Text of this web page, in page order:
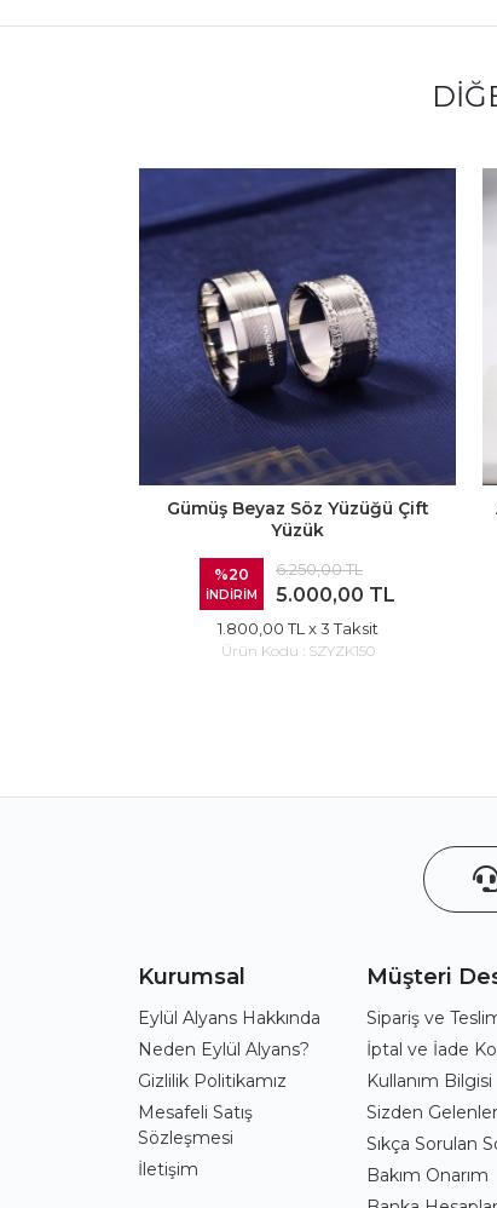
Gümüş Beyaz Söz Yüzüğü Çift
Yüzük
%20
İNDİRİM
6.250,00 TL
5.000,00 TL
1.800,00 TL x 3 Taksit
Ürün Kodu : SZYZK150
Kurumsal
Eylül Alyans Hakkında
Neden Eylül Alyans?
Gizlilik Politikamız
Mesafeli Satış
Sözleşmesi
İletişim
Müşteri
Sipariş ve
İptal ve İade
Kullanım Bilgisi
Sizden Gelenler
Sıkça Sorulan
Bakım Onarım